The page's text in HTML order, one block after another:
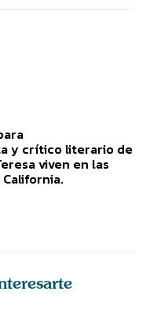
y crítico literario de
viven en las